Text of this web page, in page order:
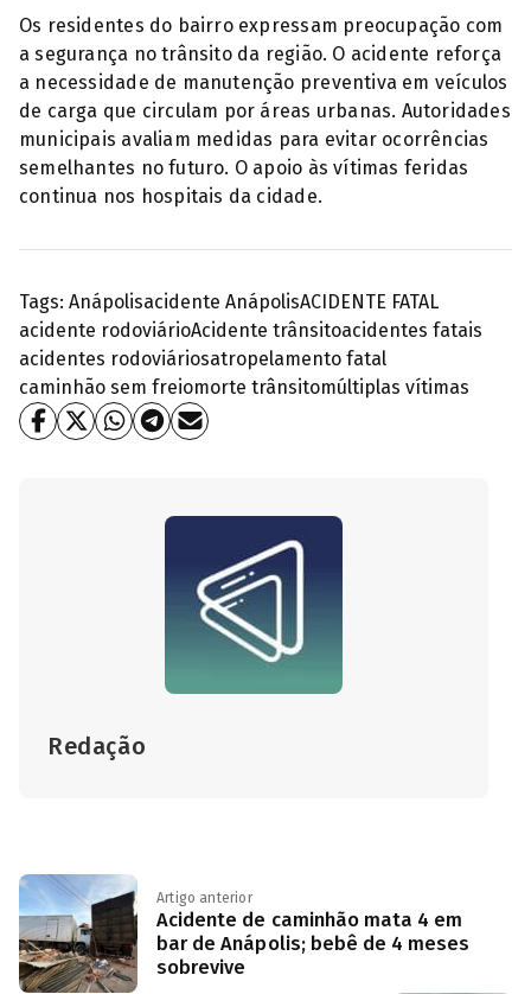
Os residentes do bairro expressam preocupação com
a segurança no trânsito da região. O acidente reforça
a necessidade de manutenção preventiva em veículos
de carga que circulam por áreas urbanas. Autoridades
municipais avaliam medidas para evitar ocorrências
semelhantes no futuro. O apoio às vítimas feridas
continua nos hospitais da cidade.
Tags: Anápolisacidente AnápolisACIDENTE FATAL
acidente rodoviárioAcidente trânsitoacidentes fatais
acidentes rodoviáriosatropelamento fatal
caminhão sem freiomorte trânsitomúltiplas vítimas
Redação
Artigo anterior
Acidente de caminhão mata 4 em
bar de Anápolis; bebê de 4 meses
sobrevive